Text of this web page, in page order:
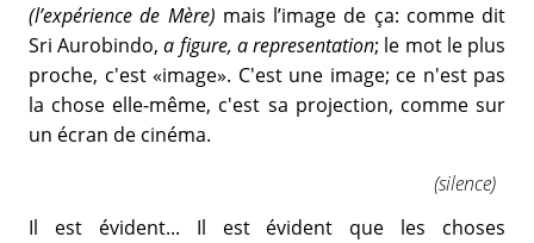
(l’expérience de Mère) mais l’image de ça: comme dit
Sri Aurobindo,a figure, a representation; le mot le plus
proche, c'est «image». C'est une image; ce n'est pas
la chose elle-même, c'est sa projection, comme sur
un écran de cinéma.
(silence)
Il est évident... Il est évident que les choses